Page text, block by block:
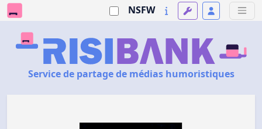
NSFW
Service de partage de médias humoristiques